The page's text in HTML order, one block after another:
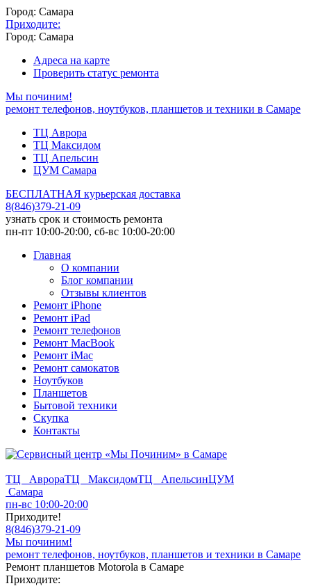
Город: Самара
Приходите:
Город: Самара
Адреса на карте
Проверить статус ремонта
Мы починим!
ремонт телефонов, ноутбуков, планшетов и техники в Самаре
ТЦ Аврора
ТЦ Максидом
ТЦ Апельсин
ЦУМ Самара
БЕСПЛАТНАЯ курьерская доставка
8(846)379-21-09
узнать срок и стоимость ремонта
пн-пт 10:00-20:00, сб-вс 10:00-20:00
Главная
О компании
Блог компании
Отзывы клиентов
Ремонт iPhone
Ремонт iPad
Ремонт телефонов
Ремонт MacBook
Ремонт iMac
Ремонт самокатов
Ноутбуков
Планшетов
Бытовой техники
Скупка
Контакты
ТЦ АврораТЦ МаксидомТЦ АпельсинЦУМ
Самара
пн-вс 10:00-20:00
Приходите!
8(846)379-21-09
Мы починим!
ремонт телефонов, ноутбуков, планшетов и техники в Самаре
Ремонт планшетов Motorola в Самаре
Приходите: